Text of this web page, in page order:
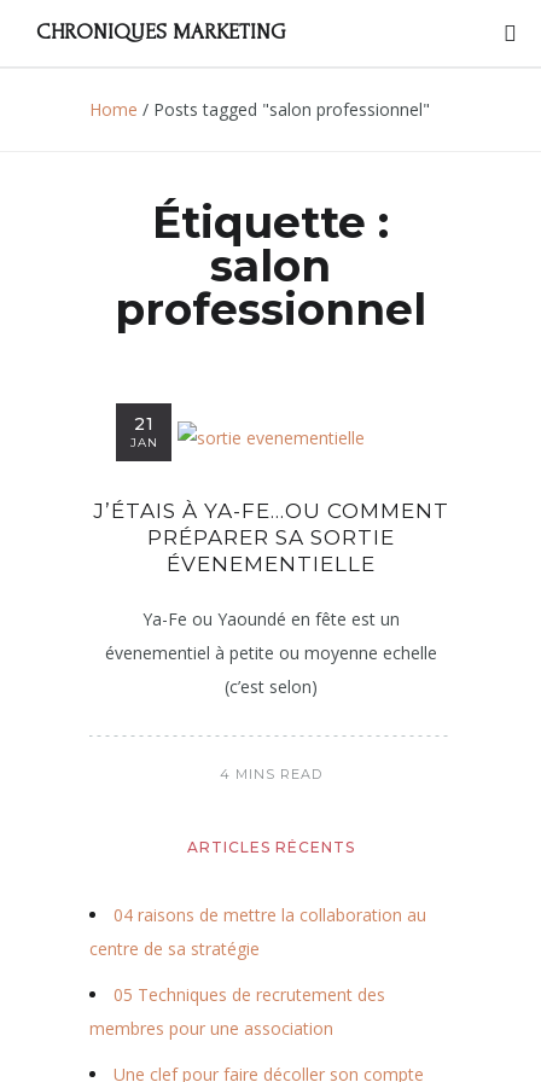
CHRONIQUES MARKETING
Home / Posts tagged "salon professionnel"
Étiquette :
salon
professionnel
21
JAN
J’ÉTAIS À YA-FE…OU COMMENT
PRÉPARER SA SORTIE
ÉVENEMENTIELLE
Ya-Fe ou Yaoundé en fête est un
évenementiel à petite ou moyenne echelle
(c’est selon)
4 MINS READ
ARTICLES RÉCENTS
04 raisons de mettre la collaboration au
centre de sa stratégie
05 Techniques de recrutement des
membres pour une association
Une clef pour faire décoller son compte